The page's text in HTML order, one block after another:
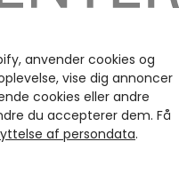
anvender cookies og
vise dig annoncer
cookies eller andre
du accepterer dem. Få
af persondata.